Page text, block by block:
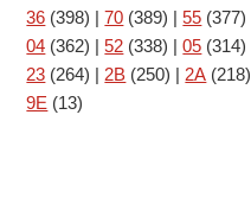
36 (398) |70 (389) |55 (377)
04 (362) |52 (338) |05 (314)
23 (264) | 2B (250) | 2A (218)
9E (13)